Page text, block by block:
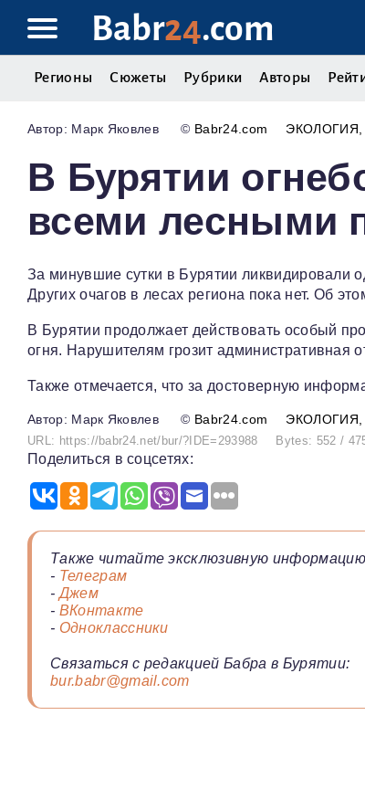
Babr24.com
Регионы Сюжеты Рубрики Авторы
Марк Яковлев © Babr24.com ЭКОЛОГИЯ
В Бурятии
всеми лесными
За минувшие сутки в Бурятии ликвидировали
Других очагов в лесах региона пока нет. Об
В Бурятии продолжает действовать особый
огня. Нарушителям грозит административная
Также отмечается, что за достоверную
Марк Яковлев © Babr24.com ЭКОЛОГИЯ
URL: https://babr24.net/bur/?IDE=293988 Bytes: 552 /
Поделиться в соцсетях:
Также читайте эксклюзивную
- Телеграм
-Джем
- ВКонтакте
- Одноклассники
Связаться с редакцией Бабра в Бурятии:
bur.babr@gmail.com